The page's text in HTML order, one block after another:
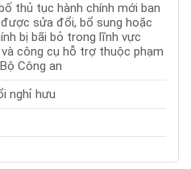
thủ tục hành chính mới ban
sửa đổi, bổ sung hoặc
bị bãi bỏ trong lĩnh vực
công cụ hỗ trợ thuộc phạm
Công an
nghỉ hưu